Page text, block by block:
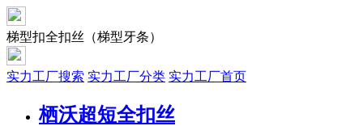
梯型扣全扣丝（梯型牙条）
实力工厂搜索 实力工厂分类 实力工厂首页
栖沃超短全扣丝